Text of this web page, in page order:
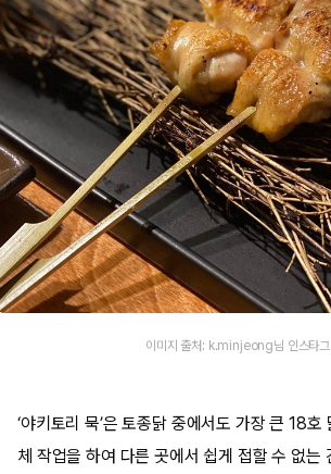
이미지 출처: k.minjeong님 인스타그
‘야키토리 묵’은 토종닭 중에서도 가장 큰 18호
체 작업을 하여 다른 곳에서 쉽게 접할 수 없는